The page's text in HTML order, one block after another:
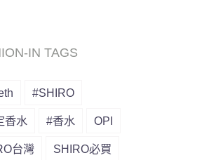
IN TAGS
#SHIRO
香水 #香水 OPI
台灣 SHIRO必買